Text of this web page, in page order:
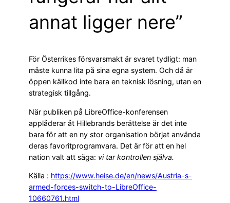
annat ligger nere”
För Österrikes försvarsmakt är svaret tydligt: man
måste kunna lita på sina egna system. Och då är
öppen källkod inte bara en teknisk lösning, utan en
strategisk tillgång.
När publiken på LibreOffice-konferensen
applåderar åt Hillebrands berättelse är det inte
bara för att en ny stor organisation börjat använda
deras favoritprogramvara. Det är för att en hel
nation valt att säga: vi tar kontrollen själva.
Källa : https://www.heise.de/en/news/Austria-s-
armed-forces-switch-to-LibreOffice-
10660761.html